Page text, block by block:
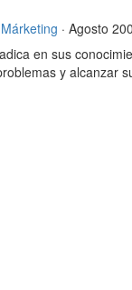
Márketing · Agosto
en sus
y alcanzar